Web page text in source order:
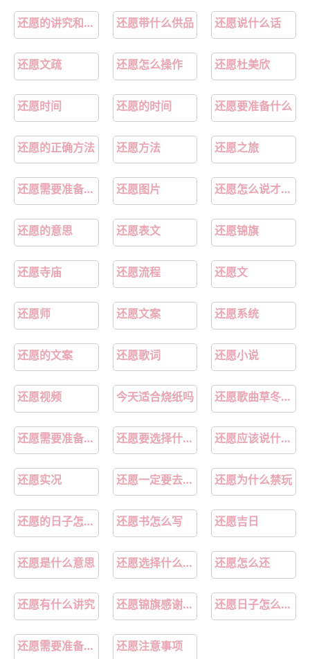
还愿的讲究和禁忌 还愿带什么供品 还愿说什么话
还愿文疏 还愿怎么操作 还愿杜美欣
还愿时间 还愿的时间 还愿要准备什么
还愿的正确方法 还愿方法 还愿之旅
还愿需要准备什么东西带去 还愿图片 还愿怎么说才让菩萨知道
还愿的意思 还愿表文 还愿锦旗
还愿寺庙 还愿流程 还愿文
还愿师 还愿文案 还愿系统
还愿的文案 还愿歌词 还愿小说
还愿视频 今天适合烧纸吗 还愿歌曲草冬没有派对
还愿需要准备什么东西 还愿要选择什么时间去最好 还愿应该说什么话
还愿实况 还愿一定要去许愿的地方吗 还愿为什么禁玩
还愿的日子怎么选 还愿书怎么写 还愿吉日
还愿是什么意思 还愿选择什么日子最好 还愿怎么还
还愿有什么讲究 还愿锦旗感谢用语大全 还愿日子怎么选吉日
还愿需要准备什么 还愿注意事项